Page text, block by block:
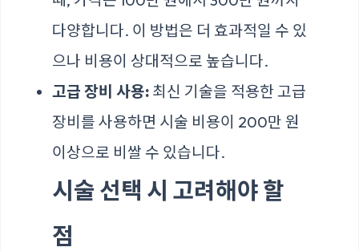
다양합니다. 이 방법은 더 효과적일 수 있
으나 비용이 상대적으로 높습니다.
고급 장비 사용: 최신 기술을 적용한 고급
장비를 사용하면 시술 비용이 200만 원
이상으로 비쌀 수 있습니다.
시술 선택 시 고려해야 할
점